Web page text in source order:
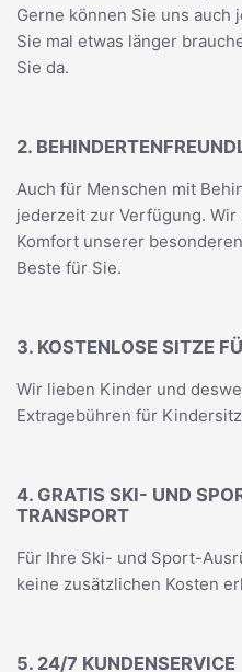
Gerne können Sie uns
Sie mal etwas länger
Sie da.
2.
Auch für Menschen mit
jederzeit zur Verfügung.
Komfort unserer
Beste für Sie.
3. KOSTENLOSE SITZE
Wir lieben Kinder und
Extragebühren für
4. GRATIS SKI- UND
TRANSPORT
Für Ihre Ski- und Sport-
keine zusätzlichen Kosten
5. 24/7 KUNDENSERVICE